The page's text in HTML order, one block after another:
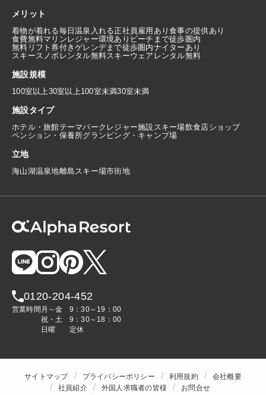
メリット
着物が着れる毎日温泉入れる正社員雇用あり食事の提供あり
食費無料マリンレジャー環境あり ビーチまで徒歩圏内
無料リフト券付きゲレンデまで徒歩圏内ナイターあり
スキースノボレンタル無料スキーウェアレンタル無料
施設規模
100室以上30室以上100室未満30室未満
施設タイプ
ホテル・旅館テーマパーク レジャー施設 スキー場飲食店ショップ
ペンション・保養所グランピング・キャンプ場
立地
海山湖温泉地離島 スキー場市街地
0120-204-452
営業時間 月～金
9：30～19：00
祝・土
9：30～18：00
日曜
定休
サイトマップ プライバシーポリシー 利用規約
会社概要
社員紹介
外国人求職者の皆様
お問合せ